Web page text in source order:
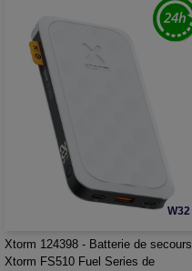
W32
Xtorm 124398 - Batterie de secours
Xtorm FS510 Fuel Series de